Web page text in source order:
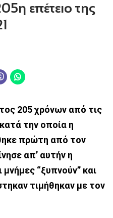
επέτειο της
205 χρόνων από τις
την οποία η
πρώτη από τον
απ’ αυτήν η
“ξυπνούν” και
τιμήθηκαν με τον